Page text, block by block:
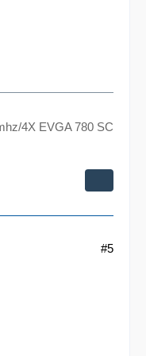
4X EVGA 780 SC
#5